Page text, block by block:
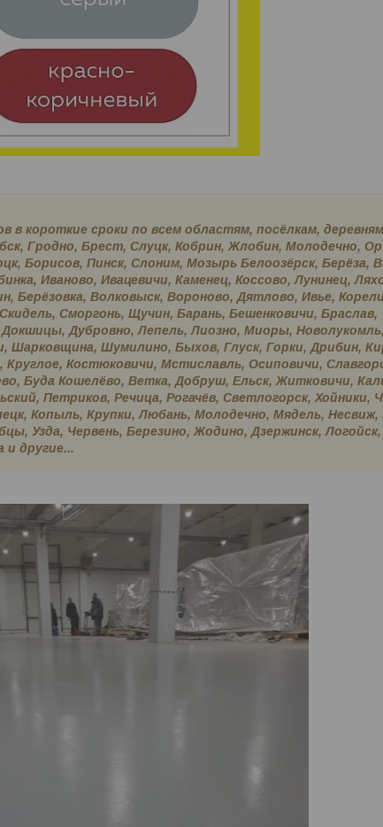
в короткие сроки по всем областям, посёлкам,
Гродно, Брест, Слуцк, Кобрин, Жлобин, Молодечно,
Борисов, Пинск, Слоним, Мозырь Белоозёрск, Берёза,
Иваново, Ивацевичи, Каменец, Коссово, Лунинец,
Волковыск, Вороново, Дятлово, Ивье,
Сморгонь, Щучин, Барань, Бешенковичи, Браслав,
Докшицы, Дубровно, Лепель, Лиозно, Миоры,
Шарковщина, Шумилино, Быхов, Глуск, Горки, Дрибин,
Круглое, Костюковичи, Мстиславль, Осиповичи,
Буда Кошелёво, Ветка, Добруш, Ельск, Житковичи,
Петриков, Речица, Рогачёв, Светлогорск, Хойники,
Копыль, Крупки, Любань, Молодечно, Мядель, Несвиж,
Узда, Червень, Березино, Жодино, Дзержинск, Логойск,
и другие...